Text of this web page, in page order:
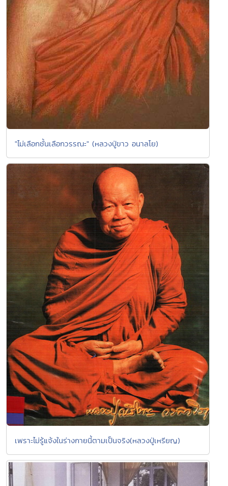
"ไม่เลือกชั้นเลือกวรรณะ" (หลวงปู่ขาว อนาลโย)
เพราะไม่รู้แจ้งในร่างกายนี้ตามเป็นจริง(หลวงปู่เหรียญ)